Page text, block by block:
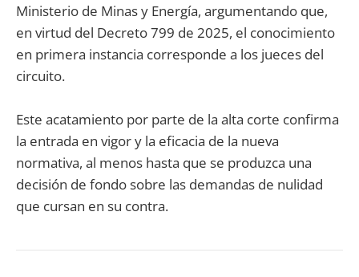
Ministerio de Minas y Energía, argumentando que,
en virtud del Decreto 799 de 2025, el conocimiento
en primera instancia corresponde a los jueces del
circuito.
Este acatamiento por parte de la alta corte confirma
la entrada en vigor y la eficacia de la nueva
normativa, al menos hasta que se produzca una
decisión de fondo sobre las demandas de nulidad
que cursan en su contra.